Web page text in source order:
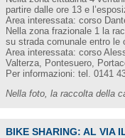
partire dalle ore 13 e
Area interessata: corso
Nella zona frazionale 1 la
su strada comunale entro le
Area interessata: corso
Valterza, Pontesuero,
Per informazioni: tel. 0141
Nella foto, la raccolta della
BIKE SHARING: AL VIA